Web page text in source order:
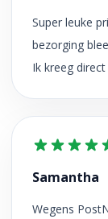
Super leuke
bezorging
Ik kreeg
Samantha
Wegens